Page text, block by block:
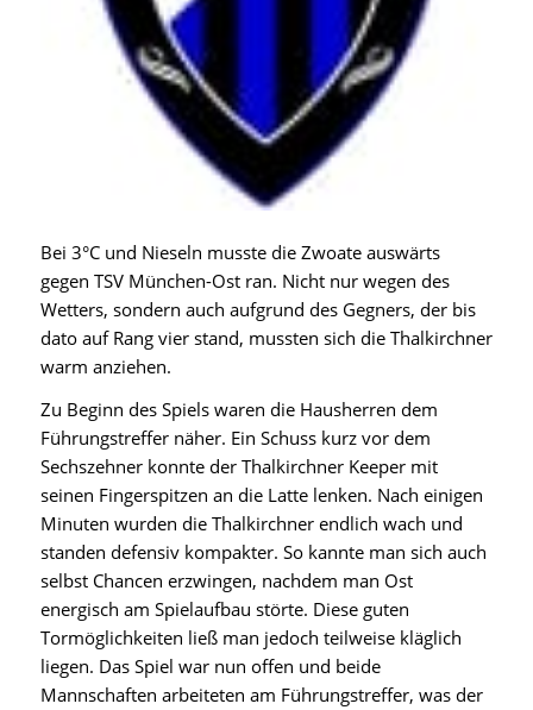
Bei 3°C und Nieseln musste die Zwoate auswärts
gegen TSV München-Ost ran. Nicht nur wegen des
Wetters, sondern auch aufgrund des Gegners, der bis
dato auf Rang vier stand, mussten sich die Thalkirchner
warm anziehen.
Zu Beginn des Spiels waren die Hausherren dem
Führungstreffer näher. Ein Schuss kurz vor dem
Sechszehner konnte der Thalkirchner Keeper mit
seinen Fingerspitzen an die Latte lenken. Nach einigen
Minuten wurden die Thalkirchner endlich wach und
standen defensiv kompakter. So kannte man sich auch
selbst Chancen erzwingen, nachdem man Ost
energisch am Spielaufbau störte. Diese guten
Tormöglichkeiten ließ man jedoch teilweise kläglich
liegen. Das Spiel war nun offen und beide
Mannschaften arbeiteten am Führungstreffer, was der